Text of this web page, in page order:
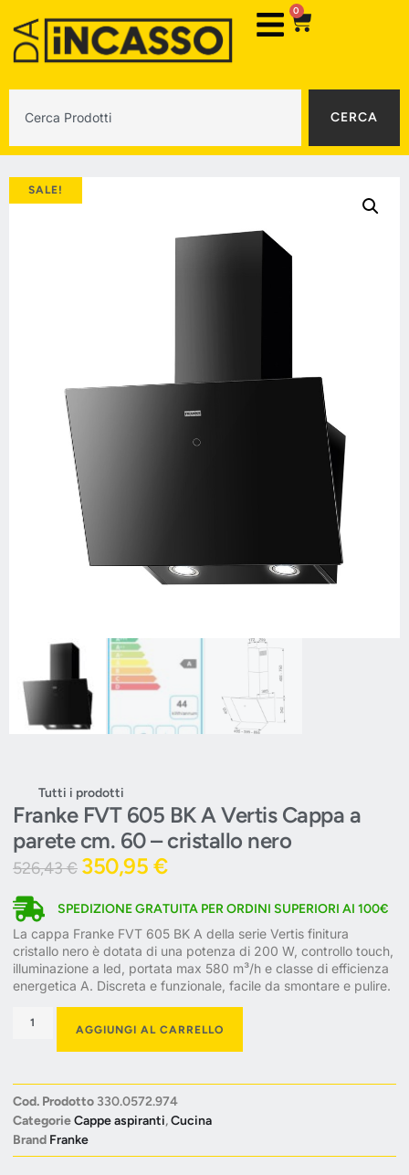
0
CERCA
SALE!
Tutti i prodotti
Franke FVT 605 BK A Vertis Cappa a
parete cm. 60 – cristallo nero
526,43€ 350,95 €
SPEDIZIONE GRATUITA PER ORDINI SUPERIORI AI 100€
La cappa Franke FVT 605 BK A della serie Vertis finitura
cristallo nero è dotata di una potenza di 200 W, controllo touch,
illuminazione a led, portata max 580 m³/h e classe di efficienza
energetica A. Discreta e funzionale, facile da smontare e pulire.
AGGIUNGI AL CARRELLO
Cod. Prodotto 330.0572.974
CategorieCappe aspiranti,Cucina
Brand Franke